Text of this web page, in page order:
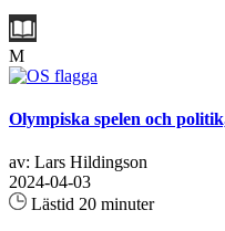
M
Olympiska spelen och
av: Lars Hildingson
2024-04-03
Lästid 20 minuter